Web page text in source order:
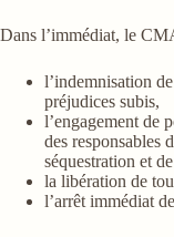
Dans l’immédiat, le
l’indemnisation
préjudices subis,
l’engagement de
des responsables
séquestration et
la libération de
l’arrêt immédiat